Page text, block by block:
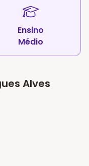
Ensino
Médio
Alves